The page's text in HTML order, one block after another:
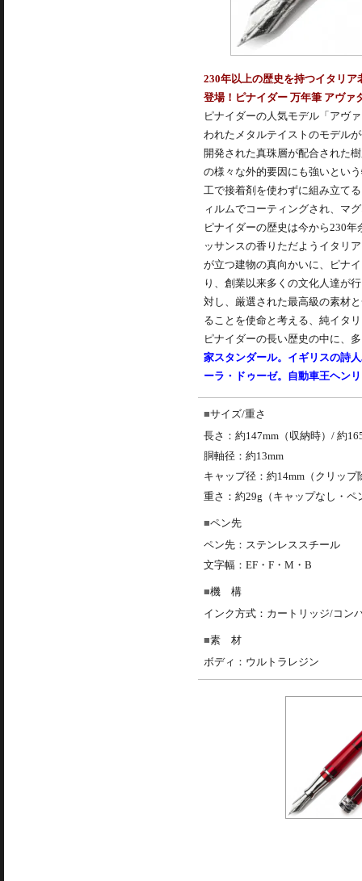
230年以上の歴史を持つイタリ
登場！ピナイダー 万年筆 アヴァ
ピナイダーの人気モデル「アヴ
われたメタルテイストのモデル
開発された真珠層が配合された
の様々な外的要因にも強いとい
工で接着剤を使わずに組み立て
ィルムでコーティングされ、マ
ピナイダーの歴史は今から230
ッサンスの香りただようイタリ
が立つ建物の真向かいに、ピナ
り、創業以来多くの文化人達が
対し、厳選された最高級の素材
ることを使命と考える、純イタ
ピナイダーの長い歴史の中に、
家スタンダール。イギリスの詩
ーラ・ドゥーゼ。自動車王ヘン
サイズ/重さ
長さ：約147mm（収納時）/ 約
胴軸径：約13mm
キャップ径：約14mm（クリップ
重さ：約29g（キャップなし・ペ
ペン先
ペン先：ステンレススチール
文字幅：EF・F・M・B
機 構
インク方式：カートリッジ/コン
素 材
ボディ：ウルトラレジン